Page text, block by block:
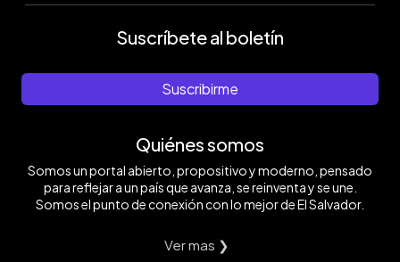
Suscríbete al boletín
Suscribirme
Quiénes somos
Somos un portal abierto, propositivo y moderno, pensado
para reflejar a un país que avanza, se reinventa y se une.
Somos el punto de conexión con lo mejor de El Salvador.
Ver mas ❯